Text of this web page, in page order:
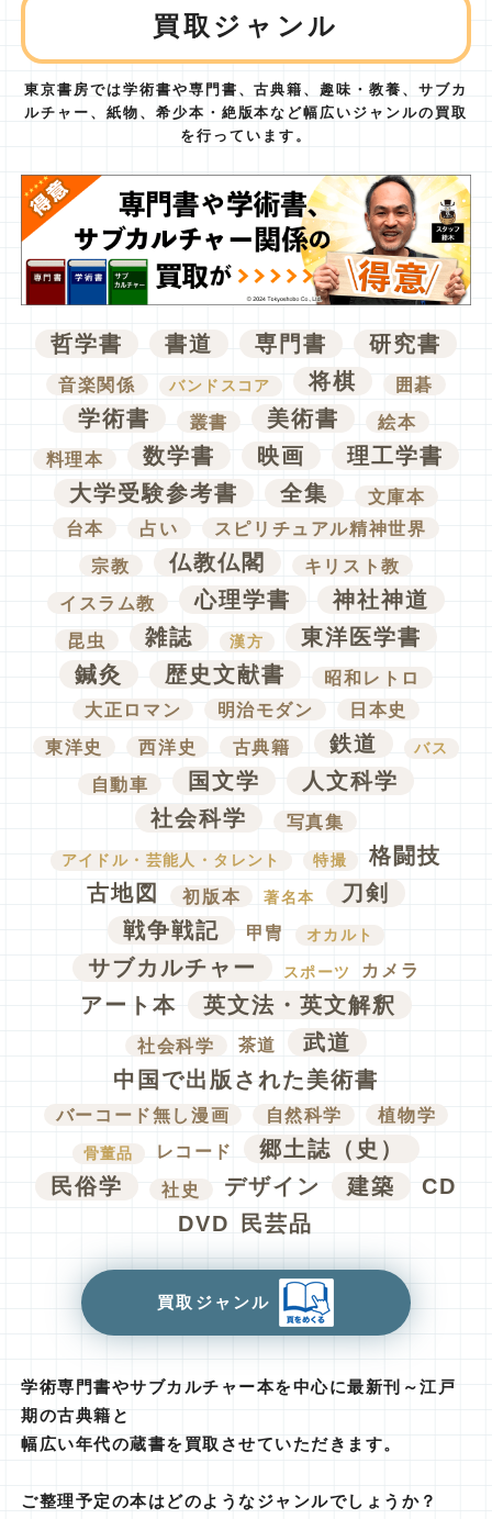
買取ジャンル
東京書房では学術書や専門書、古典籍、趣味・教養、サブカ
ルチャー、紙物、 希少本・絶版本など幅広いジャンルの買取
を行っています。
哲学書 書道 専門書 研究書
音楽関係 バンドスコア 将棋 囲碁
学術書 叢書 美術書
絵本
料理本
数学書 映画
理工学書
大学受験参考書
全集
文庫本
台本
占い
スピリチュアル精神世界
宗教
仏教仏閣
キリスト教
イスラム教
心理学書 神社神道
昆虫 雑誌 漢方
東洋医学書
鍼灸
歴史文献書
昭和レトロ
大正ロマン
明治モダン
日本史
東洋史
西洋史 古典籍 鉄道 バス
自動車 国文学
人文科学
社会科学
写真集
アイドル・芸能人・タレント 特撮
格闘技
古地図
初版本 著名本
刀剣
戦争戦記
甲冑 オカルト
サブカルチャー スポーツ カメラ
アート本 英文法・英文解釈
社会科学 茶道
武道
中国で出版された美術書
バーコード無し漫画 自然科学 植物学
骨董品 レコード
郷土誌（史）
民俗学
社史 デザイン 建築
CD
DVD
民芸品
買取ジャンル
学術専門書やサブカルチャー本を中心に最新刊～江戸
期の古典籍と
幅広い年代の蔵書を買取させていただきます。
ご整理予定の本はどのようなジャンルでしょうか？